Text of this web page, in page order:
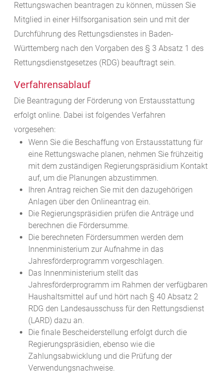
Rettungswachen beantragen zu können, müssen Sie
Mitglied in einer Hilfsorganisation sein und mit der
Durchführung des Rettungsdienstes in Baden-
Württemberg nach den Vorgaben des § 3 Absatz 1 des
Rettungsdienstgesetzes (RDG) beauftragt sein.
Verfahrensablauf
Die Beantragung der Förderung von Erstausstattung
erfolgt online. Dabei ist folgendes Verfahren
vorgesehen:
Wenn Sie die Beschaffung von Erstausstattung für
eine Rettungswache planen, nehmen Sie frühzeitig
mit dem zuständigen Regierungspräsidium Kontakt
auf, um die Planungen abzustimmen.
Ihren Antrag reichen Sie mit den dazugehörigen
Anlagen über den Onlineantrag ein.
Die Regierungspräsidien prüfen die Anträge und
berechnen die Fördersumme.
Die berechneten Fördersummen werden dem
Innenministerium zur Aufnahme in das
Jahresförderprogramm vorgeschlagen.
Das Innenministerium stellt das
Jahresförderprogramm im Rahmen der verfügbaren
Haushaltsmittel auf und hört nach § 40 Absatz 2
RDG den Landesausschuss für den Rettungsdienst
(LARD) dazu an.
Die finale Bescheiderstellung erfolgt durch die
Regierungspräsidien, ebenso wie die
Zahlungsabwicklung und die Prüfung der
Verwendungsnachweise.